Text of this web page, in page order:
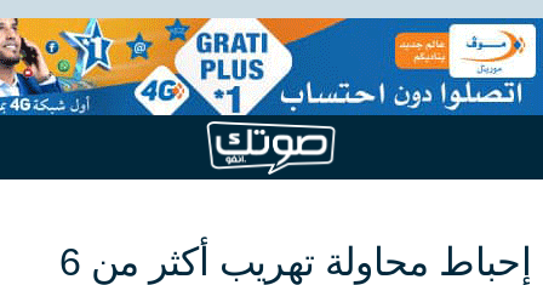
إحباط محاولة تهريب أكثر من 6